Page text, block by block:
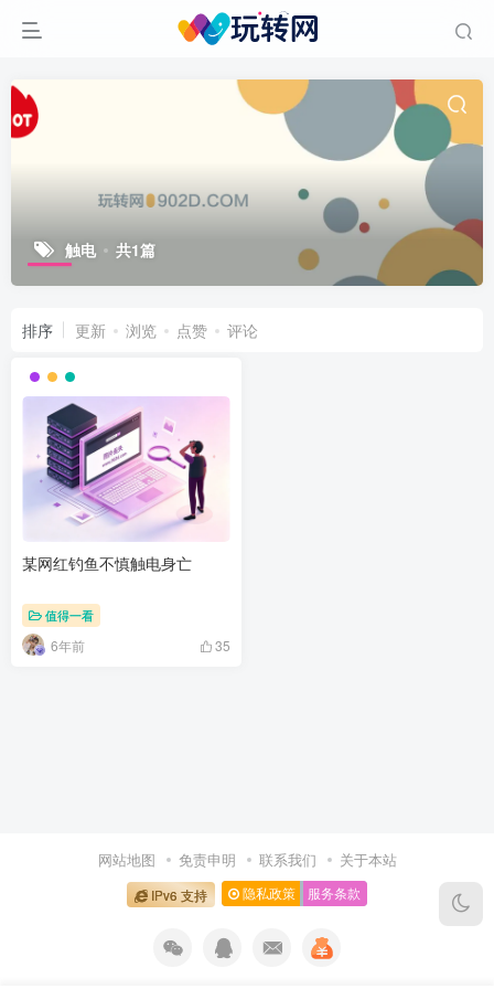
触电 共1篇
排序 更新 浏览 点赞 评论
某网红钓鱼不慎触电身亡
值得一看
6年前 35
网站地图 免责申明 联系我们 关于本站
IPv6 支持 隐私政策 服务条款